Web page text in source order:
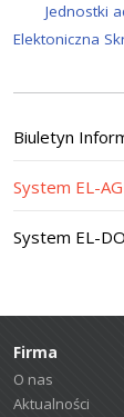
Jednostki
Elektoniczna
Biuletyn
System EL-
System EL-
Firma
O nas
Aktualności